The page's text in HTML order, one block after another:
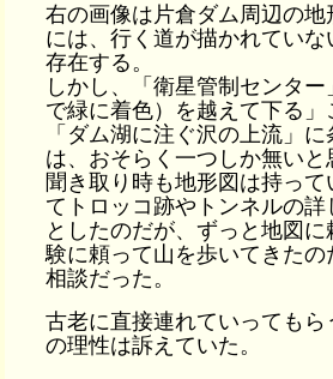
右の画像は片倉ダム周辺の
には、行く道が描かれてい
存在する。
しかし、「衛星管制センタ
で緑に着色）を越えて下る」
「ダム湖に注ぐ沢の上流」
は、おそらく一つしか無いと
聞き取り時も地形図は持っ
てトロッコ跡やトンネルの
としたのだが、ずっと地図
験に頼って山を歩いてきた
相談だった。
古老に直接連れていってもら
の理性は訴えていた。